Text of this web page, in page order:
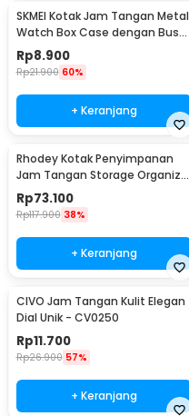
SKMEI Kotak Jam Tangan Metal
Watch Box Case dengan Busa
Pelindung
Rp8.900
Rp21.900 60%
+ Keranjang
Rhodey Kotak Penyimpanan
Jam Tangan Storage Organizer
Watch Box 6 Slot - LS-006
Rp73.100
Rp117.900 38%
+ Keranjang
CIVO Jam Tangan Kulit Elegan
Dial Unik - CV0250
Rp11.700
Rp26.900 57%
+ Keranjang